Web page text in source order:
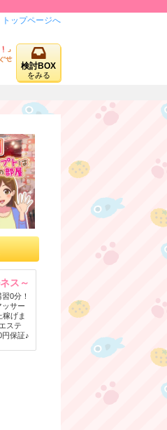
トップページへ
検討BOX
をみる
ス～
0分！
ッサー
稼げま
ステ
円保証♪